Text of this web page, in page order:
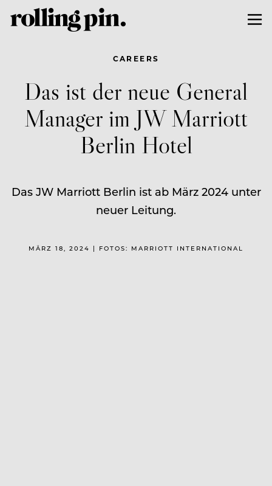
CAREERS
Das ist der neue General
Manager im JW Marriott
Berlin Hotel
Das JW Marriott Berlin ist ab März 2024 unter
neuer Leitung.
MÄRZ 18, 2024 | FOTOS: MARRIOTT INTERNATIONAL